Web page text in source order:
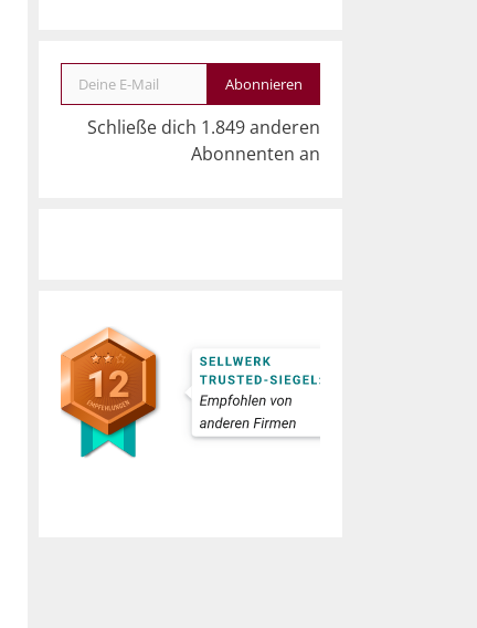
Deine E-Mail
Abonnieren
Schließe dich 1.849 anderen
Abonnenten an